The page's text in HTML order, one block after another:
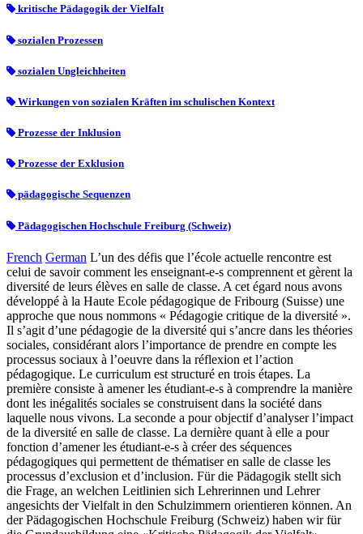
kritische Pädagogik der Vielfalt
sozialen Prozessen
sozialen Ungleichheiten
Wirkungen von sozialen Kräften im schulischen Kontext
Prozesse der Inklusion
Prozesse der Exklusion
pädagogische Sequenzen
Pädagogischen Hochschule Freiburg (Schweiz)
French German L’un des défis que l’école actuelle rencontre est
celui de savoir comment les enseignant-e-s comprennent et gèrent la
diversité de leurs élèves en salle de classe. A cet égard nous avons
développé à la Haute Ecole pédagogique de Fribourg (Suisse) une
approche que nous nommons « Pédagogie critique de la diversité ».
Il s’agit d’une pédagogie de la diversité qui s’ancre dans les théories
sociales, considérant alors l’importance de prendre en compte les
processus sociaux à l’oeuvre dans la réflexion et l’action
pédagogique. Le curriculum est structuré en trois étapes. La
première consiste à amener les étudiant-e-s à comprendre la manière
dont les inégalités sociales se construisent dans la société dans
laquelle nous vivons. La seconde a pour objectif d’analyser l’impact
de la diversité en salle de classe. La dernière quant à elle a pour
fonction d’amener les étudiant-e-s à créer des séquences
pédagogiques qui permettent de thématiser en salle de classe les
processus d’exclusion et d’inclusion. Für die Pädagogik stellt sich
die Frage, an welchen Leitlinien sich Lehrerinnen und Lehrer
angesichts der Vielfalt in den Schulzimmern orientieren können. An
der Pädagogischen Hochschule Freiburg (Schweiz) haben wir für